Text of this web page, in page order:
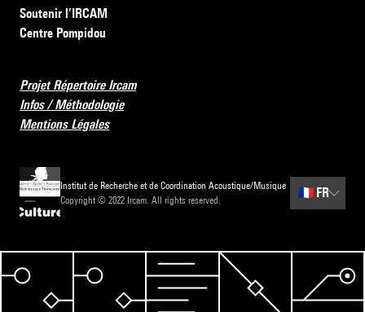
Soutenir l’IRCAM
Centre Pompidou
Projet Répertoire Ircam
Infos / Méthodologie
Mentions Légales
Institut de Recherche et de Coordination Acoustique/Musique
Copyright © 2022 Ircam. All rights reserved.
🇫🇷 FR